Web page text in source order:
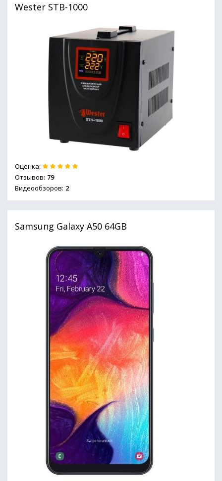
Wester STB-1000
Оценка:
Отзывов: 79
Видеообзоров: 2
Samsung Galaxy A50 64GB